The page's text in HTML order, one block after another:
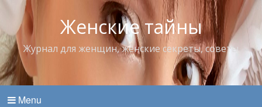
Женские тайны
Журнал для женщин, женские секреты, советы
Menu